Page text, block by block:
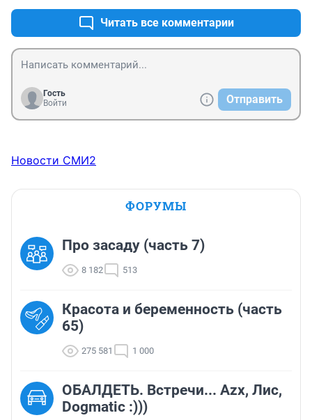
Читать все комментарии
Гость
Войти
Отправить
Новости СМИ2
ФОРУМЫ
Про засаду (часть 7)
8 182 513
Красота и беременность (часть
65)
275 581 1 000
ОБАЛДЕТЬ. Встречи... Azx, Лис,
Dogmatic :)))